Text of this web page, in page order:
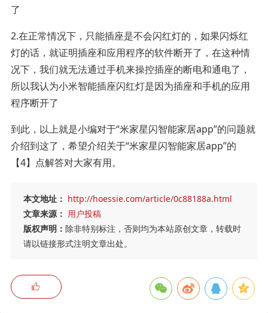
了
2.在正常情况下，只能插座是不会闪红灯的，如果闪烁红
灯的话，就证明插座和应用程序的软件断开了，在这种情
况下，我们就无法通过手机来操控插座的断电和通电了，
所以我认为小米智能插座闪红灯是因为插座和手机的应用
程序断开了
到此，以上就是小编对于“米家星闪智能家居app”的问题就
介绍到这了，希望介绍关于“米家星闪智能家居app”的
【4】点解答对大家有用。
本文地址： http://hoessie.com/article/0c88188a.html
文章来源： 用户投稿
版权声明： 除非特别标注，否则均为本站原创文章，转载时
请以链接形式注明文章出处。